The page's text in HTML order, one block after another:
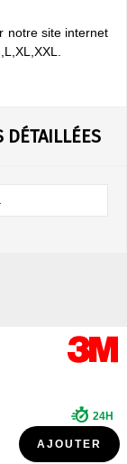
notre site internet
DÉTAILLÉES
24H
AJOUTER